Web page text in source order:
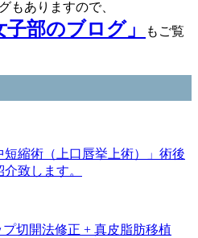
もありますので、
子部のブログ」
もご覧
短縮術（上口唇挙上術）」術後
致します。
切開法修正 + 真皮脂肪移植